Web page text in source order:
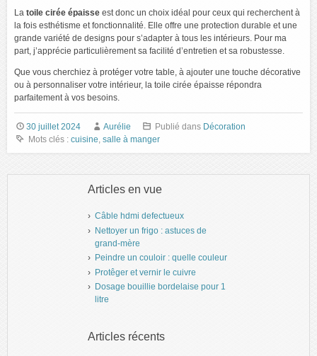
La toile cirée épaisse est donc un choix idéal pour ceux qui recherchent à
la fois esthétisme et fonctionnalité. Elle offre une protection durable et une
grande variété de designs pour s’adapter à tous les intérieurs. Pour ma
part, j’apprécie particulièrement sa facilité d’entretien et sa robustesse.
Que vous cherchiez à protéger votre table, à ajouter une touche décorative
ou à personnaliser votre intérieur, la toile cirée épaisse répondra
parfaitement à vos besoins.
30 juillet 2024 Aurélie Publié dans Décoration
Mots clés : cuisine, salle à manger
Articles en vue
Câble hdmi defectueux
Nettoyer un frigo : astuces de
grand-mère
Peindre un couloir : quelle couleur
Protêger et vernir le cuivre
Dosage bouillie bordelaise pour 1
litre
Articles récents